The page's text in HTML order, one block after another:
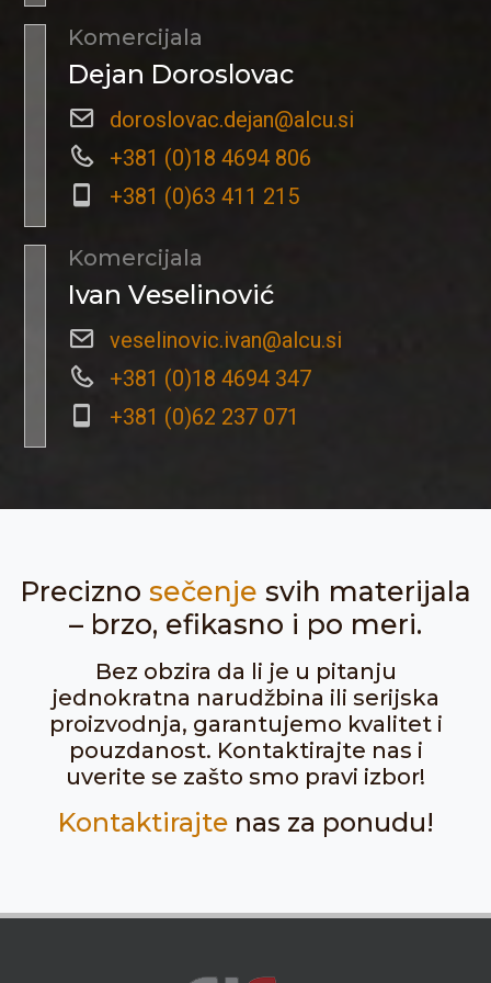
Komercijala
Dejan Doroslovac
doroslovac.dejan@alcu.si
+381 (0)18 4694 806
+381 (0)63 411 215
Komercijala
Ivan Veselinović
veselinovic.ivan@alcu.si
+381 (0)18 4694 347
+381 (0)62 237 071
Precizno sečenje svih materijala
– brzo, efikasno i po meri.
Bez obzira da li je u pitanju
jednokratna narudžbina ili serijska
proizvodnja, garantujemo kvalitet i
pouzdanost. Kontaktirajte nas i
uverite se zašto smo pravi izbor!
Kontaktirajtenas za ponudu!